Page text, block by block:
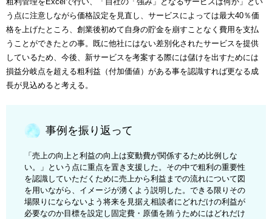
う点に注意しながら価格設定を見直し、サービスによっては最大40％価
格を上げたところ、創業後初めて自身の貯金を崩すことなく費用を支払
うことができたとの事。既に他社にはない差別化されたサービスを提供
しているため、今後、新サービスを考案する際には儲けを出すためには
損益分岐点を超える粗利益（付加価値）がある事を認識すれば更なる成
長が見込めると考える。
事例を振り返って
「売上の向上と利益の向上は変動費が関係するため比例しな
い。」という点に重点を置き支援した。その中で粗利の重要性
を認識していただくために売上から利益までの流れについて図
を用いながら、イメージが湧くよう説明した。できる限りその
場限りにならないよう将来を見据え相談者にどれだけの利益が
必要なのか目標を設定し固定費・原価を賄うためにはどれだけ